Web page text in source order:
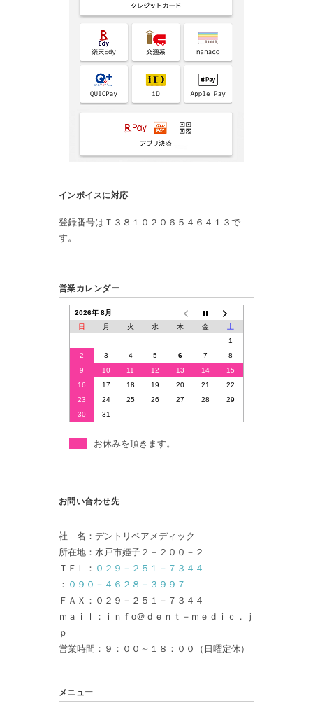
インボイスに対応
登録番号はＴ３８１０２０６５４６４１３で
す。
営業カレンダー
2026年 8月
日
月 火 水 木 金
土
1
2
3 4 5 6 7
8
9
10 11 12 13 14
15
16
17 18 19 20 21
22
23
24 25 26 27 28
29
30
31
お休みを頂きます。
お問い合わせ先
社 名：デントリペアメディック
所在地：水戸市姫子２－２００－２
ＴＥＬ： ０２９－２５１－７３４４
： ０９０－４６２８－３９９７
ＦＡＸ：０２９－２５１－７３４４
ｍａｉｌ：ｉｎｆo＠ｄｅｎｔ－ｍｅｄｉｃ．ｊ
ｐ
営業時間：９：００～１８：００（日曜定休）
メニュー